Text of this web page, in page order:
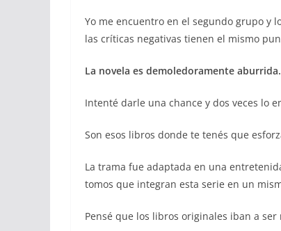
Yo me encuentro en el segundo grupo y
las críticas negativas tienen el mismo
La novela es demoledoramente aburrida.
Intenté darle una chance y dos veces lo
Son esos libros donde te tenés que
La trama fue adaptada en una
tomos que integran esta serie en un
Pensé que los libros originales iban a